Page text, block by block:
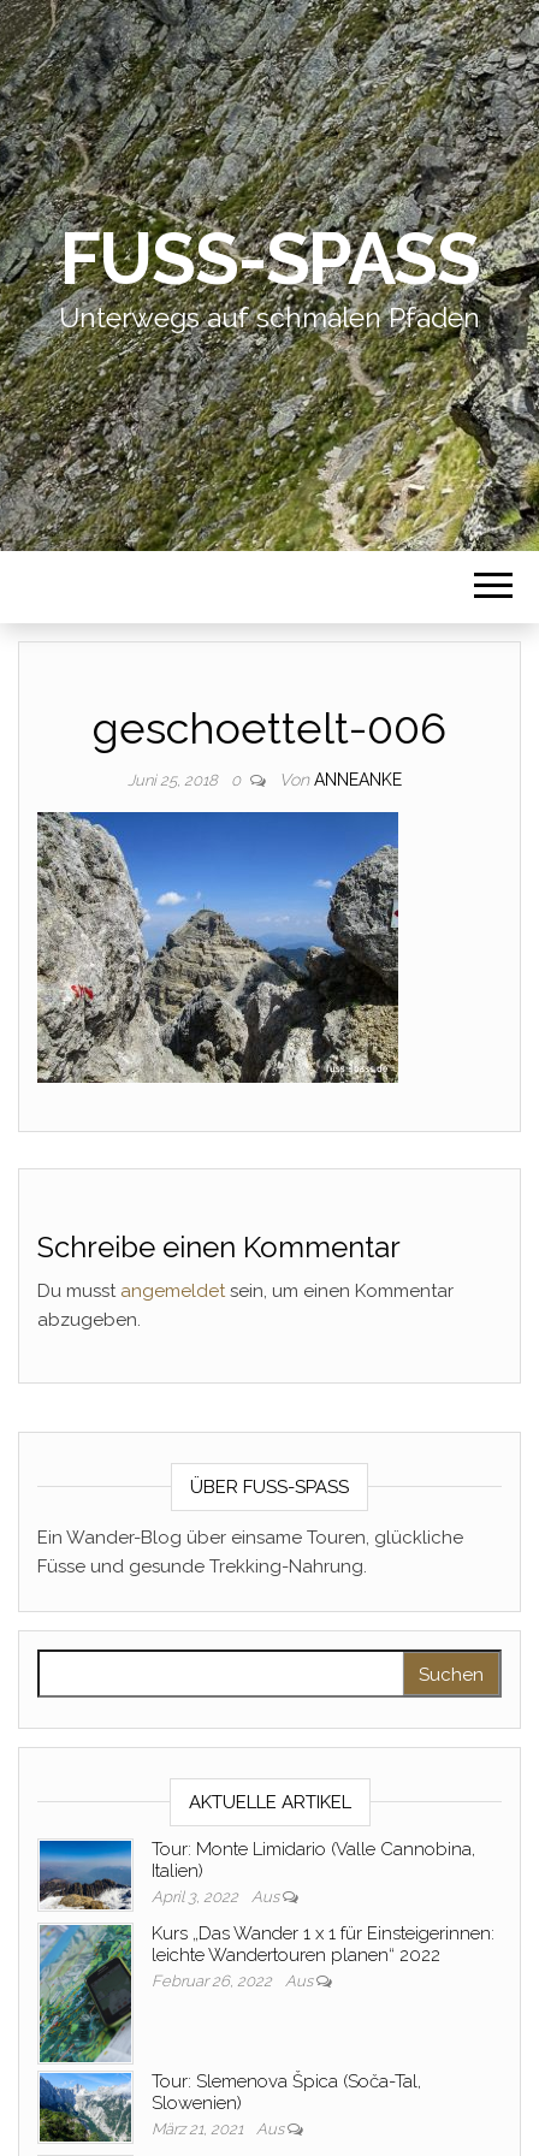
FUSS-SPASS
Unterwegs auf schmalen Pfaden
geschoettelt-006
Juni 25, 2018 0 Von ANNEANKE
Schreibe einen Kommentar
Du musst angemeldetsein, um einen Kommentar
abzugeben.
ÜBER FUSS-SPASS
Ein Wander-Blog über einsame Touren, glückliche
Füsse und gesunde Trekking-Nahrung.
AKTUELLE ARTIKEL
Tour: Monte Limidario (Valle Cannobina,
Italien)
April 3, 2022 Aus
Kurs „Das Wander 1 x 1 für Einsteigerinnen:
leichte Wandertouren planen“ 2022
Februar 26, 2022 Aus
Tour: Slemenova Špica (Soča-Tal,
Slowenien)
März 21, 2021 Aus